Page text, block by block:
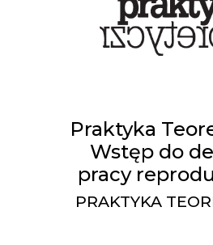
Praktyka
Wstęp do
pracy
PRAKTYKA